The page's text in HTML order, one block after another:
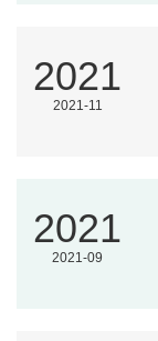
2021
2021-11
2021
2021-09